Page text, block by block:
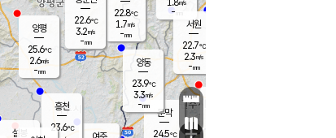
문막
24.5℃
22.8℃
1.7m/s
-mm
양동
23.9℃
3.3m/s
-mm
흥천
23.6℃
설봉
m/s
- mm
서원
22.7℃
2.3m/s
-mm
22.6℃
3.2m/s
-mm
양평
25.6℃
2.6m/s
-mm
+